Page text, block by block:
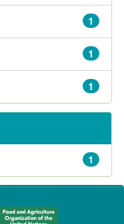
1
1
1
1